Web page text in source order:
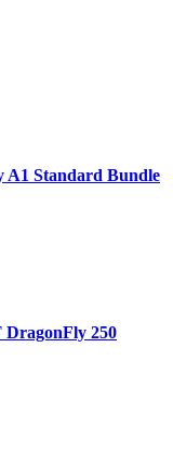
A1 Standard Bundle
250